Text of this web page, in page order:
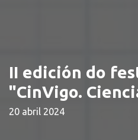
II edición do
"CinVigo.
20 abril 2024